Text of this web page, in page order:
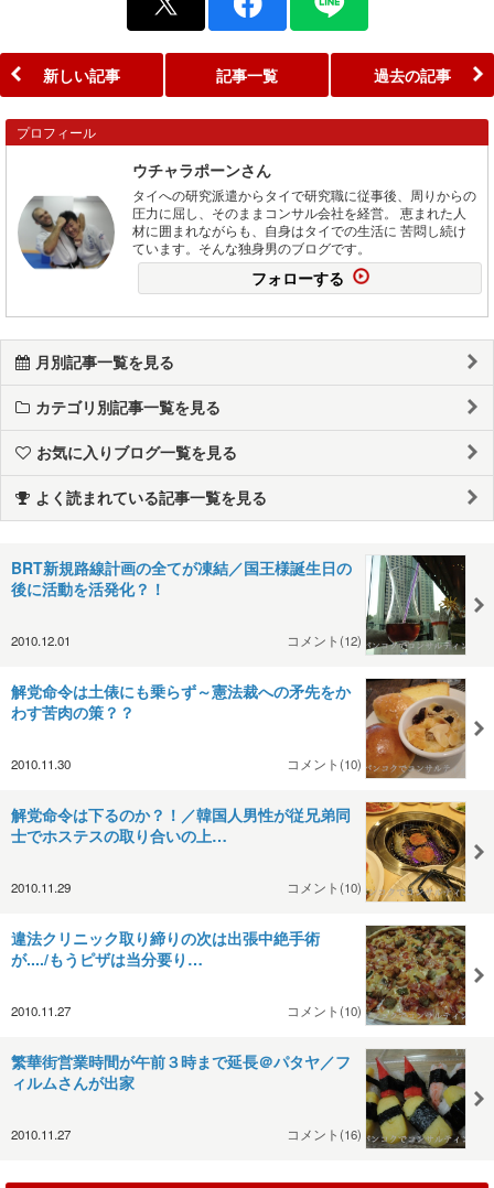
新しい記事 記事一覧 過去の記事
プロフィール
ウチャラポーンさん
タイへの研究派遣からタイで研究職に従事後、周りからの
圧力に屈し、そのままコンサル会社を経営。 恵まれた人
材に囲まれながらも、自身はタイでの生活に 苦悶し続け
ています。そんな独身男のブログです。
フォローする
月別記事一覧を見る
カテゴリ別記事一覧を見る
お気に入りブログ一覧を見る
よく読まれている記事一覧を見る
BRT新規路線計画の全てが凍結／国王様誕生日の
後に活動を活発化？！
2010.12.01 コメント(12)
解党命令は土俵にも乗らず～憲法裁への矛先をか
わす苦肉の策？？
2010.11.30 コメント(10)
解党命令は下るのか？！／韓国人男性が従兄弟同
士でホステスの取り合いの上…
2010.11.29 コメント(10)
違法クリニック取り締りの次は出張中絶手術
が..../もうピザは当分要り…
2010.11.27 コメント(10)
繁華街営業時間が午前３時まで延長＠パタヤ／フ
ィルムさんが出家
2010.11.27 コメント(16)